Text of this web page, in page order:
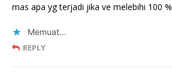
mas apa yg terjadi jika ve melebihi 100 %
Memuat...
REPLY